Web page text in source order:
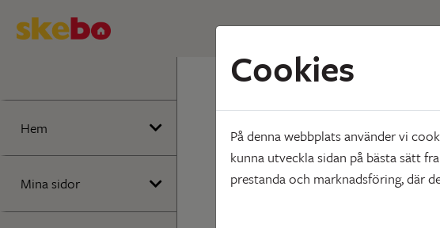
Hem
Mina sidor
Hem Hur du söker lediga
Cookies
På denna webbplats använder vi
kunna utveckla sidan på bästa sätt
prestanda och marknadsföring, där